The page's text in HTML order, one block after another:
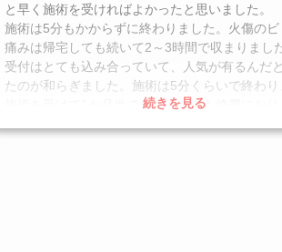
と早く施術を受ければよかったと思いました。
施術は5分もかからずに終わりました。火傷のビ
痛みは帰宅しても続いて2～3時間で収まりまし
受付はとても込み合っていて、人気が有るんだ
たのが和らぎました。施術は5分くらいで終わり
施術を受けて1か月半ですが、とても綺麗になり
続きを見る